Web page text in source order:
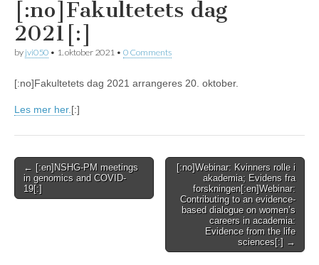
[:no]Fakultetets dag
2021[:]
by jvi050 • 1. oktober 2021 • 0 Comments
[:no]Fakultetets dag 2021 arrangeres 20. oktober.
Les mer her.[:]
Post
navigation
← [:en]NSHG-PM meetings
in genomics and COVID-
19[:]
[:no]Webinar: Kvinners rolle i
akademia; Evidens fra
forskningen[:en]Webinar:
Contributing to an evidence-
based dialogue on women’s
careers in academia:
Evidence from the life
sciences[:] →